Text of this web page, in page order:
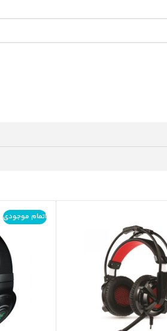
اتمام موجودی